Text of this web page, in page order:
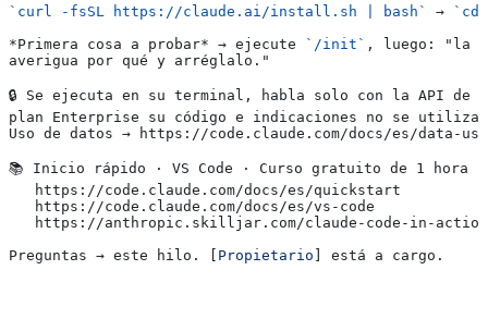
`curl -fsSL https://claude.ai/install.sh | bash`
→
`cd
*Primera cosa a probar* → ejecute `/init` , luego: "la
averigua por qué y arréglalo."
🔒 Se ejecuta en su terminal, habla solo con la API de
plan Enterprise su código e indicaciones no se utilizan
Uso de datos → https://code.claude.com/docs/es/data-
📚 Inicio rápido · VS Code · Curso gratuito de 1 hora
   https://code.claude.com/docs/es/quickstart
   https://code.claude.com/docs/es/vs-code
   https://anthropic.skilljar.com/claude-code-in-action
Preguntas → este hilo. [ Propietario ] está a cargo.